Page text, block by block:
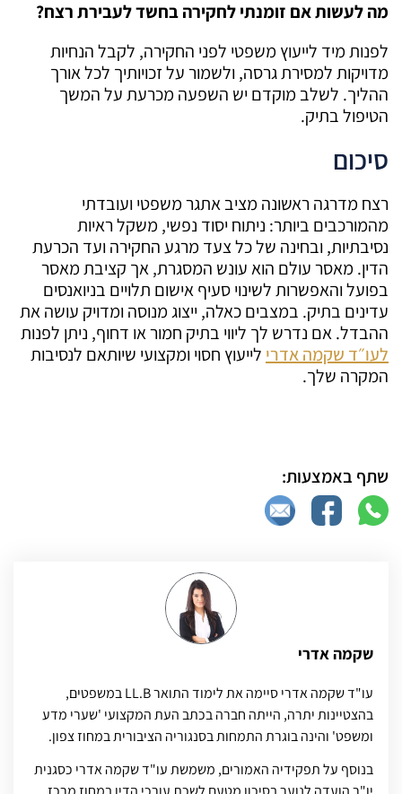
מה לעשות אם זומנתי לחקירה בחשד לעבירת רצח?
לפנות מיד לייעוץ משפטי לפני החקירה, לקבל הנחיות
מדויקות למסירת גרסה, ולשמור על זכויותיך לכל אורך
ההליך. לשלב מוקדם יש השפעה מכרעת על המשך
הטיפול בתיק.
סיכום
רצח מדרגה ראשונה מציב אתגר משפטי ועובדתי
מהמורכבים ביותר: ניתוח יסוד נפשי, משקל ראיות
נסיבתיות, ובחינה של כל צעד מרגע החקירה ועד הכרעת
הדין. מאסר עולם הוא עונש המסגרת, אך קציבת מאסר
בפועל והאפשרות לשינוי סעיף אישום תלויים בניואנסים
עדינים בתיק. במצבים כאלה, ייצוג מנוסה ומדויק עושה את
ההבדל. אם נדרש לך ליווי בתיק חמור או דחוף, ניתן לפנות
לעו״ד שקמה אדרי לייעוץ חסוי ומקצועי שיותאם לנסיבות
המקרה שלך.
שתף באמצעות:
שקמה אדרי
עו"ד שקמה אדרי סיימה את לימוד התואר LL.B במשפטים,
בהצטיינות יתרה, הייתה חברה בכתב העת המקצועי 'שערי מדע
ומשפט' והינה בוגרת התמחות בסנגוריה הציבורית במחוז צפון.
בנוסף על תפקידיה האמורים, משמשת עו"ד שקמה אדרי כסגנית